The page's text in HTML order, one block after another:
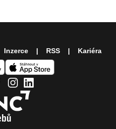
Inzerce RSS Kariéra